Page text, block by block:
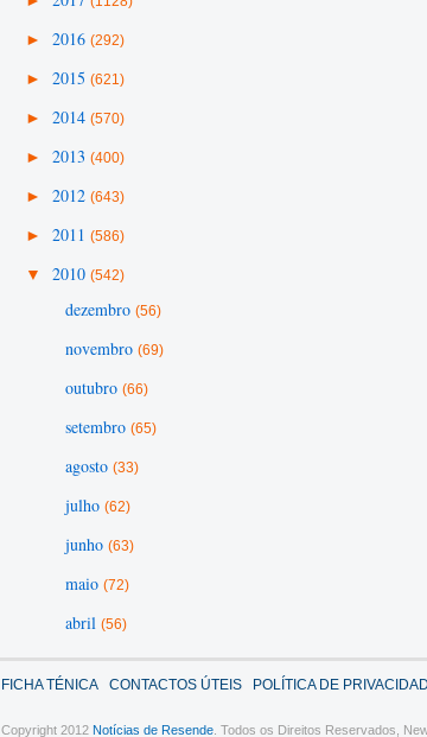
► 2016 (292)
► 2015 (621)
► 2014 (570)
► 2013 (400)
► 2012 (643)
► 2011 (586)
▼ 2010 (542)
dezembro (56)
novembro (69)
outubro (66)
setembro (65)
agosto (33)
julho (62)
junho (63)
maio (72)
abril (56)
FICHA TÉNICA CONTACTOS ÚTEIS POLÍTICA DE
Copyright 2012 Notícias de Resende . Todos os Direitos Reservados,